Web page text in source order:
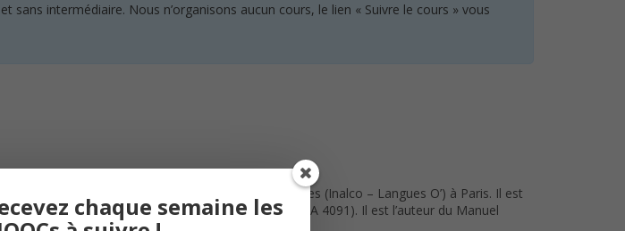
intermédiaire. Nous n’organisons aucun cours, le lien « Suivre le cours » vous
national des langues et civilisations orientales (Inalco – Langues O’) à Paris. Il est
Moyen-Orient Méditerranée (CERMOM, EA 4091). Il est l’auteur du Manuel
chaque semaine les